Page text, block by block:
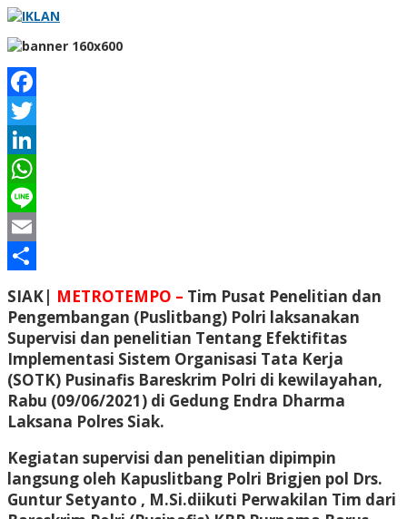
Facebook
Twitter
LinkedIn
WhatsApp
Line
Email
Share
SIAK| METROTEMPO – Tim Pusat Penelitian dan
Pengembangan (Puslitbang) Polri laksanakan
Supervisi dan penelitian Tentang Efektifitas
Implementasi Sistem Organisasi Tata Kerja
(SOTK) Pusinafis Bareskrim Polri di kewilayahan,
Rabu (09/06/2021) di Gedung Endra Dharma
Laksana Polres Siak.
Kegiatan supervisi dan penelitian dipimpin
langsung oleh Kapuslitbang Polri Brigjen pol Drs.
Guntur Setyanto , M.Si.diikuti Perwakilan Tim dari